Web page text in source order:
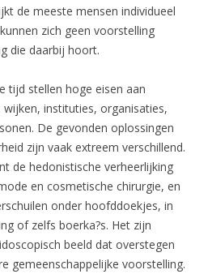
de meeste mensen individueel
zich geen voorstelling
die daarbij hoort.
tijd stellen hoge eisen aan
instituties, organisaties,
De gevonden oplossingen
zijn vaak extreem verschillend.
de hedonistische verheerlijking
en cosmetische chirurgie, en
onder hoofddoekjes, in
of zelfs boerka?s. Het zijn
beeld dat overstegen
gemeenschappelijke voorstelling.